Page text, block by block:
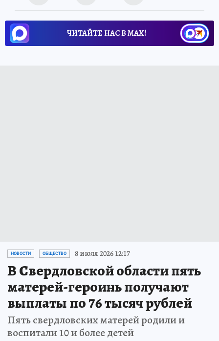
ЧИТАЙТЕ НАС В МАХ!
НОВОСТИ ОБЩЕСТВО 8 июля 2026 12:17
В Свердловской области пять
матерей-героинь получают
выплаты по 76 тысяч рублей
Пять свердловских матерей родили и
воспитали 10 и более детей